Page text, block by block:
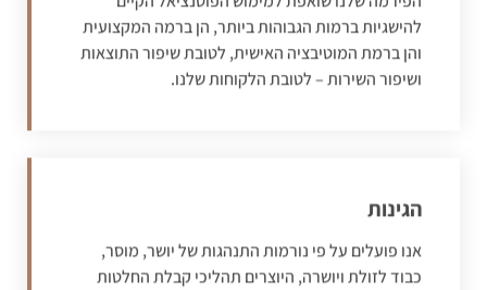
להישגיות ברמות הגבוהות ביותר, הן ברמה המקצועית
והן ברמת המוטיבציה האישית, לטובת שיפור התוצאות
ושיפור השירות – לטובת הלקוחות שלנו.
הגינות
אנו פועלים על פי נורמות התנהגות של יושר, מוסר,
כבוד לזולת ויושרה, היוצרים תהליכי קבלת החלטות